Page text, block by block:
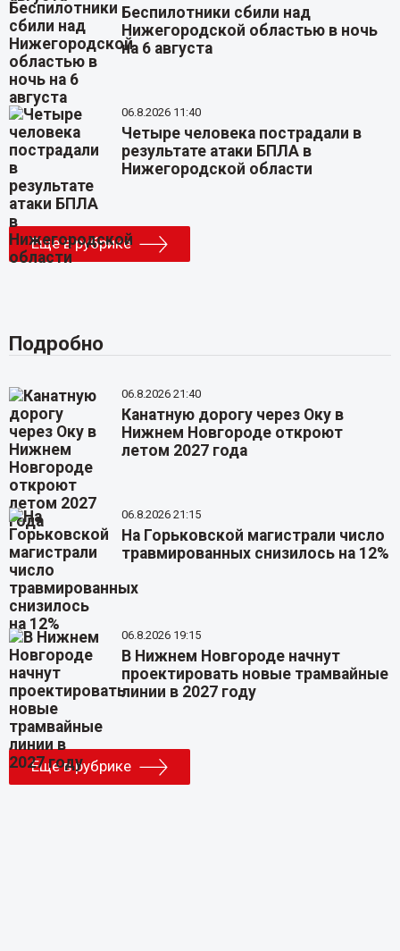
Беспилотники сбили над
Нижегородской областью в ночь
на 6 августа
06.8.2026 11:40
Четыре человека пострадали в
результате атаки БПЛА в
Нижегородской области
Еще в рубрике
Подробно
06.8.2026 21:40
Канатную дорогу через Оку в
Нижнем Новгороде откроют
летом 2027 года
06.8.2026 21:15
На Горьковской магистрали число
травмированных снизилось на 12%
06.8.2026 19:15
В Нижнем Новгороде начнут
проектировать новые трамвайные
линии в 2027 году
Еще в рубрике